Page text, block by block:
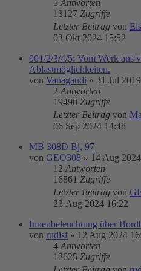
5 Antworten
13127 Zugriffe
Letzter Beitrag von
03 Okt 2024 15:52
901/2/3/4/5: Vom Werk aus
Ablastmöglichkeiten.
von Vanagaudi » 31 Jul
2 Antworten
19490 Zugriffe
Letzter Beitrag von
06 Sep 2024 14:48
MB 308D Bj, 97
von GEO308 » 14 Aug
12 Antworten
16861 Zugriffe
Letzter Beitrag von
23 Aug 2024 16:22
Innenbeleuchtung über
von rudisf » 12 Aug 2024
4 Antworten
12625 Zugriffe